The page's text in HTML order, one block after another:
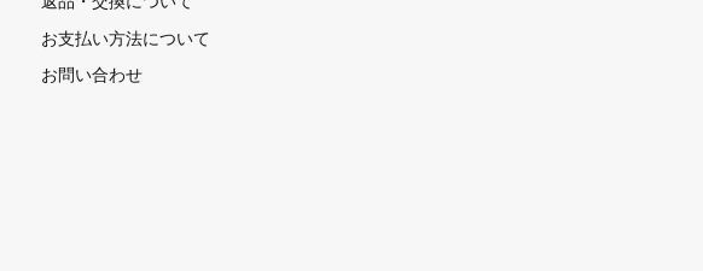
お支払い方法について
お問い合わせ